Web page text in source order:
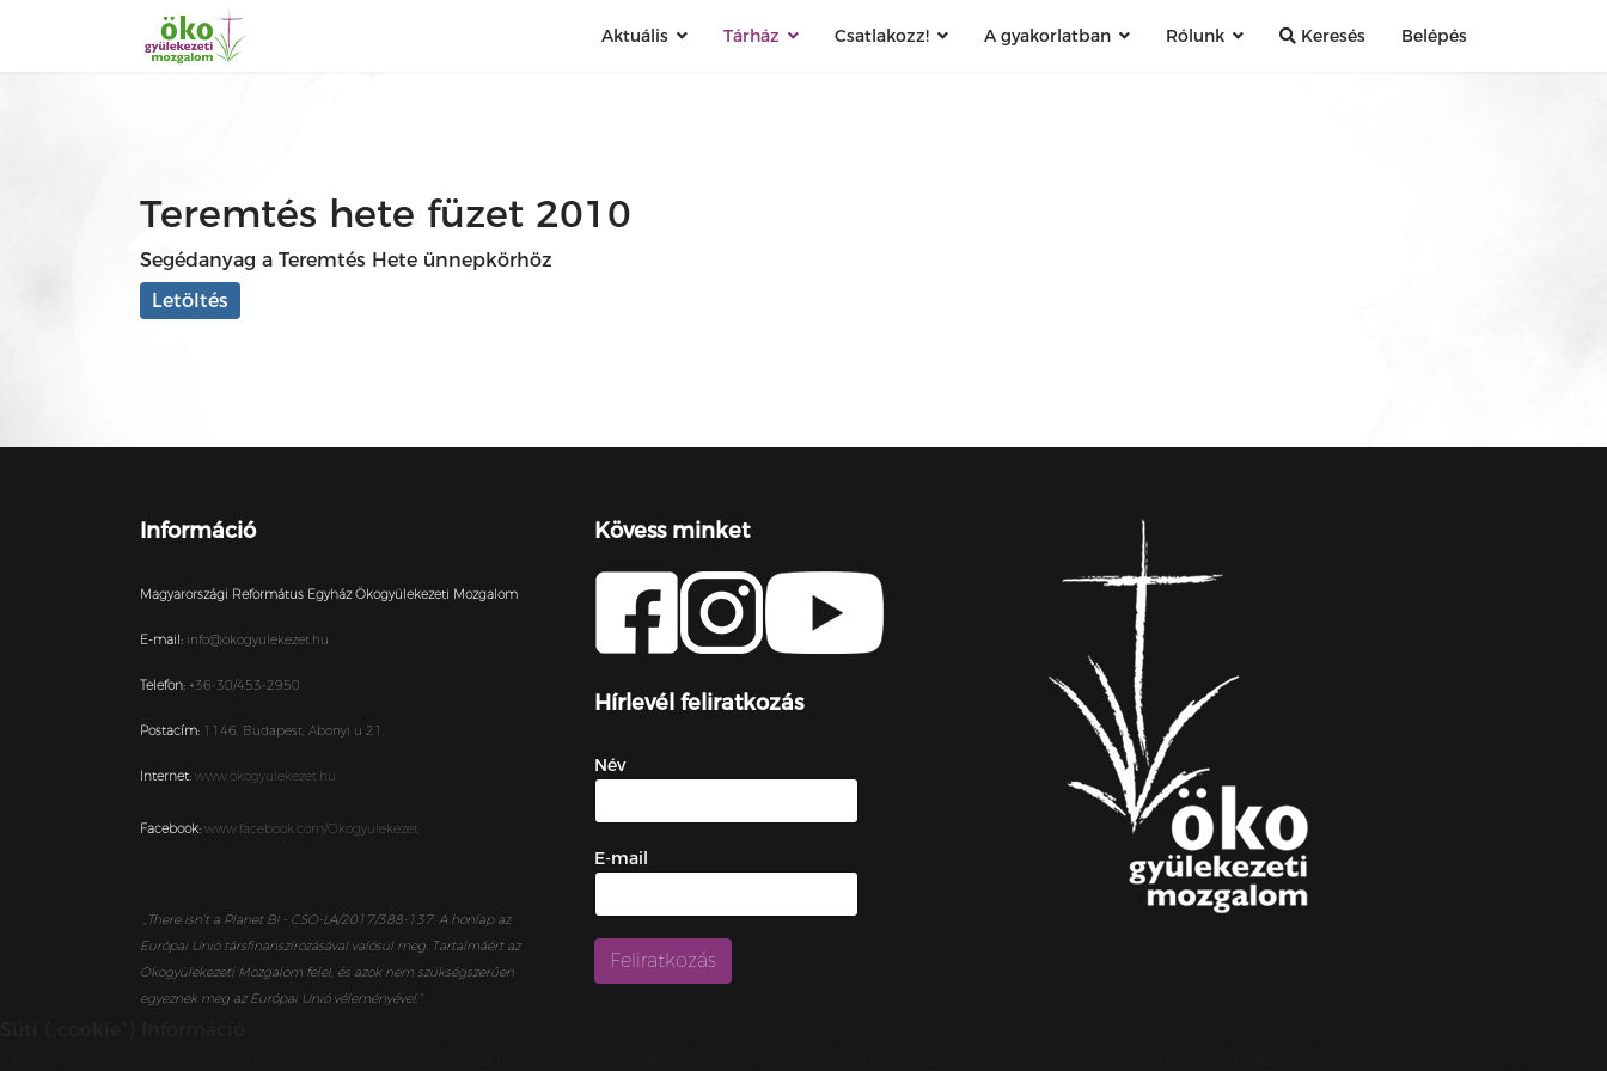
Aktuális Tárház Csatlakozz! A gyakorlatban Rólunk Keresés Belépés
Teremtés hete füzet 2010
Segédanyag a Teremtés Hete ünnepkörhöz
Letöltés
Információ
Magyarországi Református Egyház Ökogyülekezeti Mozgalom
E-mail: info@okogyulekezet.hu
Telefon: +36-30/453-2950
Postacím: 1146, Budapest, Abonyi u 21.
Internet: www.okogyulekezet.hu
Facebook: www.facebook.com/Okogyulekezet
„ There isn’t a Planet B! - CSO-LA/2017/388-137. A honlap az
Európai Unió társfinanszírozásával valósul meg. Tartalmáért az
Ökogyülekezeti Mozgalom felel, és azok nem szükségszerűen
egyeznek meg az Európai Unió véleményével.”
Kövess minket
Hírlevél feliratkozás
Név
E-mail